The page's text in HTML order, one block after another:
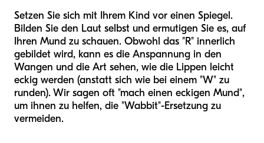
Setzen Sie sich mit Ihrem Kind vor einen Spiegel.
Bilden Sie den Laut selbst und ermutigen Sie es, auf
Ihren Mund zu schauen. Obwohl das "R" innerlich
gebildet wird, kann es die Anspannung in den
Wangen und die Art sehen, wie die Lippen leicht
eckig werden (anstatt sich wie bei einem "W" zu
runden). Wir sagen oft "mach einen eckigen Mund",
um ihnen zu helfen, die "Wabbit"-Ersetzung zu
vermeiden.